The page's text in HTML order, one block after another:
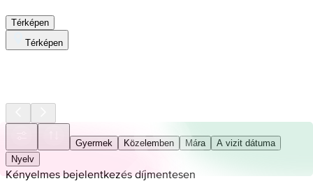
Térképen
Térképen
Gyermek Közelemben Mára
A vizit dátuma
Nyelv
Kényelmes bejelentkezés díjmentesen